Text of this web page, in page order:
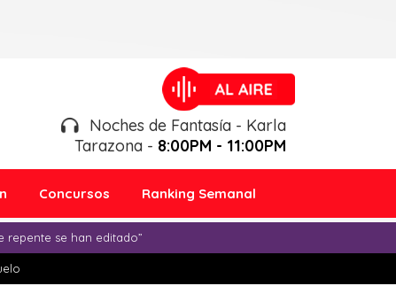
Noches de Fantasía - Karla
Tarazona - 8:00PM - 11:00PM
Concursos Ranking Semanal
repente se han editado”